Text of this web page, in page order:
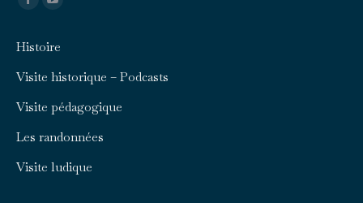
Facebook
opens
in
window
YouTube
opens
in
window
Histoire
Visite historique – Podcasts
Visite pédagogique
Les randonnées
Visite ludique